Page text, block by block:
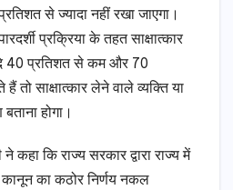
से ज्यादा नहीं रखा जाएगा।
प्रक्रिया के तहत साक्षात्कार
40 प्रतिशत से कम और 70
तो साक्षात्कार लेने वाले व्यक्ति या
होगा।
कहा कि राज्य सरकार द्वारा राज्य में
कानून का कठोर निर्णय नकल